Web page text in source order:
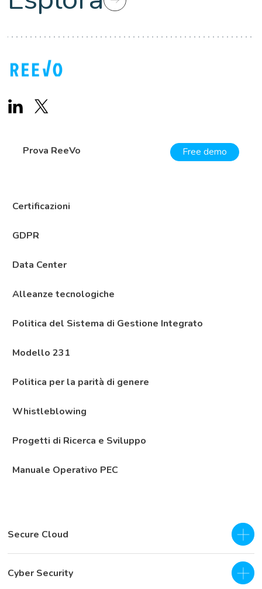
Prova ReeVo Free demo
Certificazioni
GDPR
Data Center
Alleanze tecnologiche
Politica del Sistema di Gestione Integrato
Modello 231
Politica per la parità di genere
Whistleblowing
Progetti di Ricerca e Sviluppo
Manuale Operativo PEC
Secure Cloud
IaaS - Private Cloud
Cyber Security